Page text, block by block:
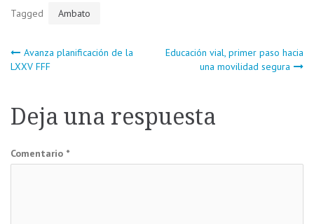
Tagged Ambato
Navegación
entradas
Avanza planificación de la
LXXV FFF
Educación vial, primer paso hacia
una movilidad segura
Deja una respuesta
Comentario *